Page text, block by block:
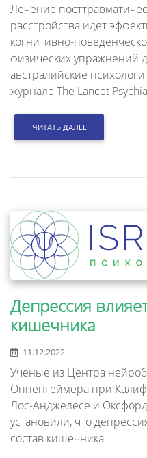
Лечение
расстройства идет
когнитивно-
физических упражнений
австралийские
журнале The Lancet
ЧИТАТЬ ДАЛЕЕ
Депрессия
кишечника
11.12.2022
Ученые из Центра
Оппенгеймера при
Лос-Анджелесе и
установили, что
состав кишечника.